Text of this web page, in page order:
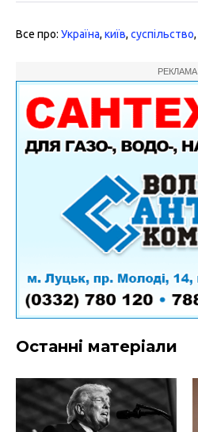
Все про: Україна, київ, суспільство,
РЕКЛАМА
Останні матеріали